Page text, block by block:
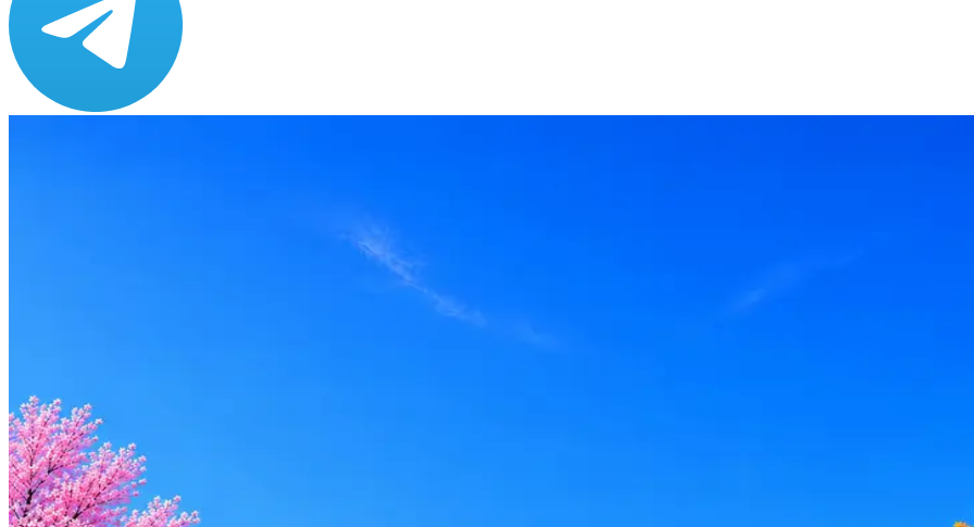
AI-адаптация отклика под вакансию
AI генерация сопроводительных писем
4 990 ₽/мес